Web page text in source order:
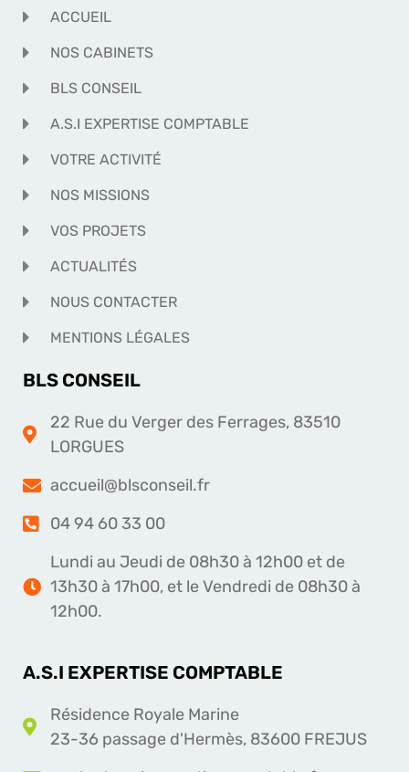
ACCUEIL
NOS CABINETS
BLS CONSEIL
A.S.I EXPERTISE COMPTABLE
VOTRE ACTIVITÉ
NOS MISSIONS
VOS PROJETS
ACTUALITÉS
NOUS CONTACTER
MENTIONS LÉGALES
BLS CONSEIL
22 Rue du Verger des Ferrages, 83510
LORGUES
accueil@blsconseil.fr
04 94 60 33 00
Lundi au Jeudi de 08h30 à 12h00 et de
13h30 à 17h00, et le Vendredi de 08h30 à
12h00.
A.S.I EXPERTISE COMPTABLE
Résidence Royale Marine
23-36 passage d'Hermès, 83600 FREJUS